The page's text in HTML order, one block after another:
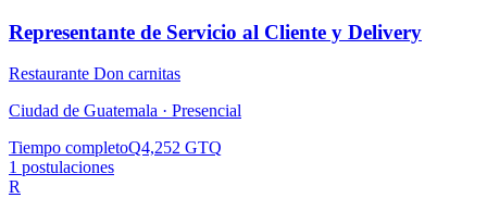
Representante de Servicio al Cliente y Delivery
Restaurante Don carnitas
Ciudad de Guatemala · Presencial
Tiempo completoQ4,252 GTQ
1 postulaciones
R